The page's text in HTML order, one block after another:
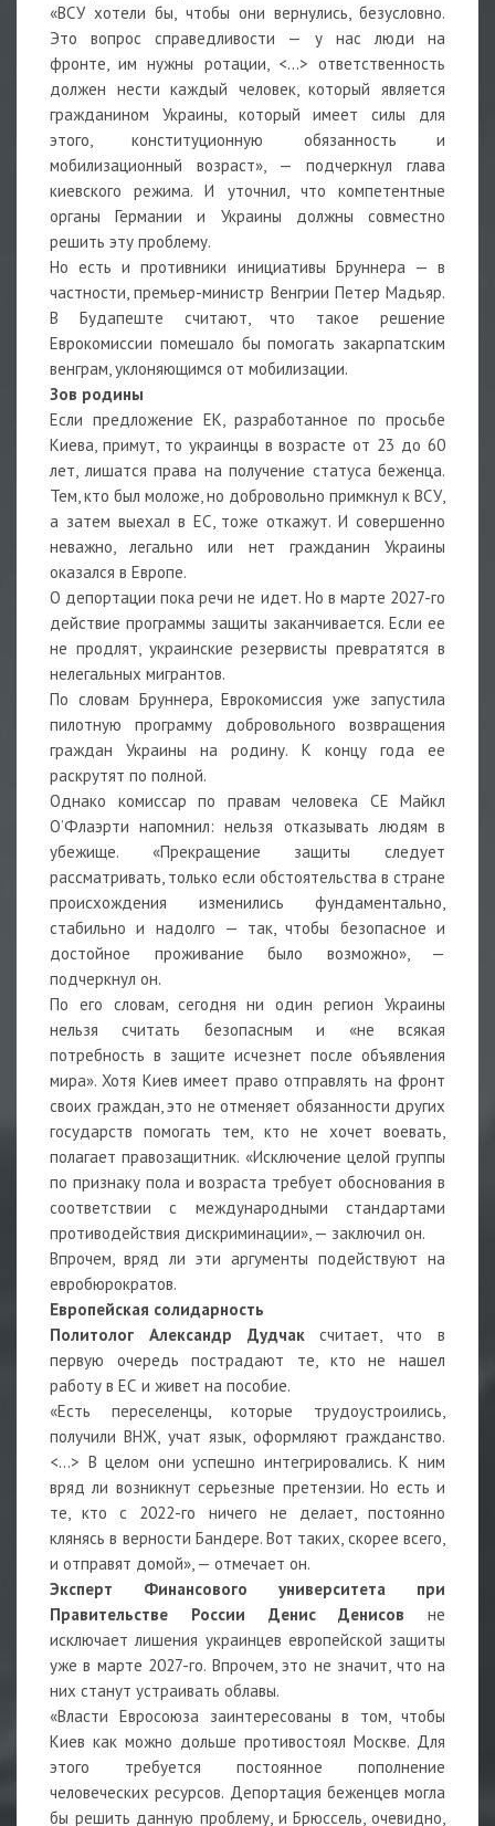
«ВСУ хотели бы, чтобы они вернулись, безусловно.
Это вопрос справедливости — у нас люди на
фронте, им нужны ротации, <…> ответственность
должен нести каждый человек, который является
гражданином Украины, который имеет силы для
этого, конституционную обязанность и
мобилизационный возраст», — подчеркнул глава
киевского режима. И уточнил, что компетентные
органы Германии и Украины должны совместно
решить эту проблему.
Но есть и противники инициативы Бруннера — в
частности, премьер-министр Венгрии Петер Мадьяр.
В Будапеште считают, что такое решение
Еврокомиссии помешало бы помогать закарпатским
венграм, уклоняющимся от мобилизации.
Зов родины
Если предложение ЕК, разработанное по просьбе
Киева, примут, то украинцы в возрасте от 23 до 60
лет, лишатся права на получение статуса беженца.
Тем, кто был моложе, но добровольно примкнул к ВСУ,
а затем выехал в ЕС, тоже откажут. И совершенно
неважно, легально или нет гражданин Украины
оказался в Европе.
О депортации пока речи не идет. Но в марте 2027-го
действие программы защиты заканчивается. Если ее
не продлят, украинские резервисты превратятся в
нелегальных мигрантов.
По словам Бруннера, Еврокомиссия уже запустила
пилотную программу добровольного возвращения
граждан Украины на родину. К концу года ее
раскрутят по полной.
Однако комиссар по правам человека СЕ Майкл
О’Флаэрти напомнил: нельзя отказывать людям в
убежище. «Прекращение защиты следует
рассматривать, только если обстоятельства в стране
происхождения изменились фундаментально,
стабильно и надолго — так, чтобы безопасное и
достойное проживание было возможно», —
подчеркнул он.
По его словам, сегодня ни один регион Украины
нельзя считать безопасным и «не всякая
потребность в защите исчезнет после объявления
мира». Хотя Киев имеет право отправлять на фронт
своих граждан, это не отменяет обязанности других
государств помогать тем, кто не хочет воевать,
полагает правозащитник. «Исключение целой группы
по признаку пола и возраста требует обоснования в
соответствии с международными стандартами
противодействия дискриминации», — заключил он.
Впрочем, вряд ли эти аргументы подействуют на
евробюрократов.
Европейская солидарность
Политолог Александр Дудчак
считает, что в
первую очередь пострадают те, кто не нашел
работу в ЕС и живет на пособие.
«Есть переселенцы, которые трудоустроились,
получили ВНЖ, учат язык, оформляют гражданство.
<…> В целом они успешно интегрировались. К ним
вряд ли возникнут серьезные претензии. Но есть и
те, кто с 2022-го ничего не делает, постоянно
клянясь в верности Бандере. Вот таких, скорее всего,
и отправят домой», — отмечает он.
Эксперт Финансового университета при
Правительстве России Денис Денисов
не
исключает лишения украинцев европейской защиты
уже в марте 2027-го. Впрочем, это не значит, что на
них станут устраивать облавы.
«Власти Евросоюза заинтересованы в том, чтобы
Киев как можно дольше противостоял Москве. Для
этого требуется постоянное пополнение
человеческих ресурсов. Депортация беженцев могла
бы решить данную проблему, и Брюссель, очевидно,